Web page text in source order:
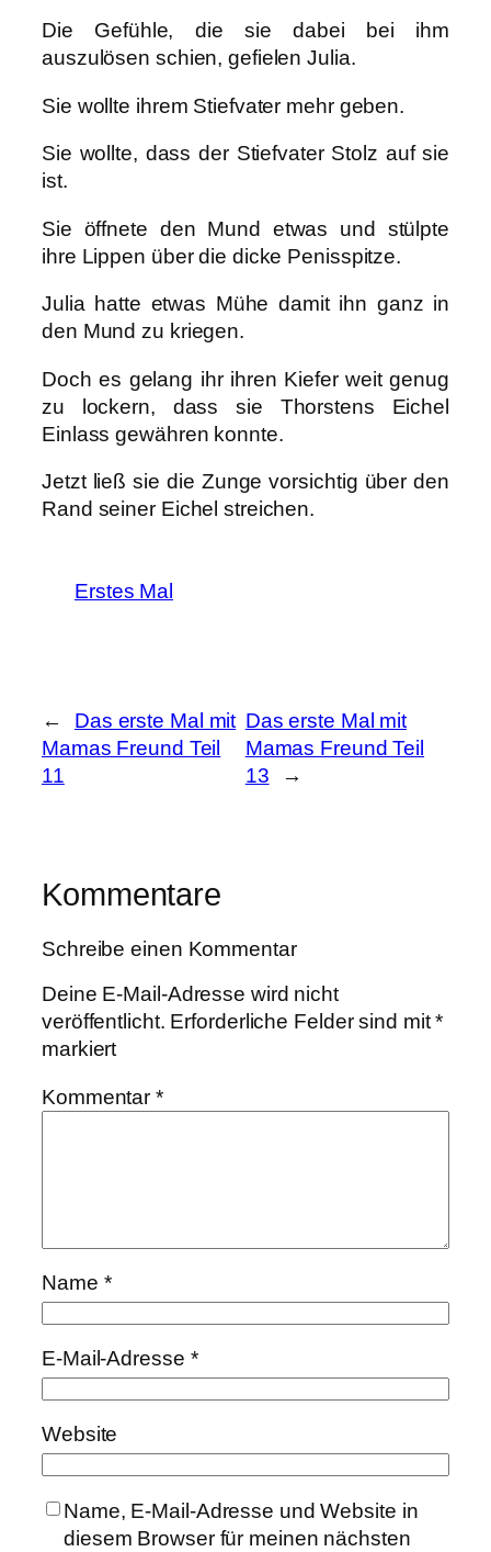
Die Gefühle, die sie dabei bei ihm
auszulösen schien, gefielen Julia.
Sie wollte ihrem Stiefvater mehr geben.
Sie wollte, dass der Stiefvater Stolz auf sie
ist.
Sie öffnete den Mund etwas und stülpte
ihre Lippen über die dicke Penisspitze.
Julia hatte etwas Mühe damit ihn ganz in
den Mund zu kriegen.
Doch es gelang ihr ihren Kiefer weit genug
zu lockern, dass sie Thorstens Eichel
Einlass gewähren konnte.
Jetzt ließ sie die Zunge vorsichtig über den
Rand seiner Eichel streichen.
Erstes Mal
←
Das erste Mal mit
Mamas Freund Teil
11
Das erste Mal mit
Mamas Freund Teil
13
→
Kommentare
Schreibe einen Kommentar
Deine E-Mail-Adresse wird nicht
veröffentlicht. Erforderliche Felder sind mit*
markiert
Kommentar*
Name *
E-Mail-Adresse *
Website
Name, E-Mail-Adresse und Website in
diesem Browser für meinen nächsten